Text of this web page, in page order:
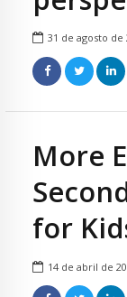
31 de agosto de
More
for
14 de abril de